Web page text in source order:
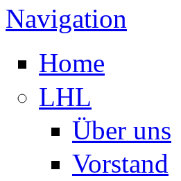
Navigation
Home
LHL
Über uns
Vorstand